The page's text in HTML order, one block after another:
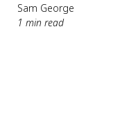
Sam George
1 min read